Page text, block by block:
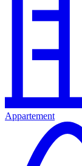
Appartement